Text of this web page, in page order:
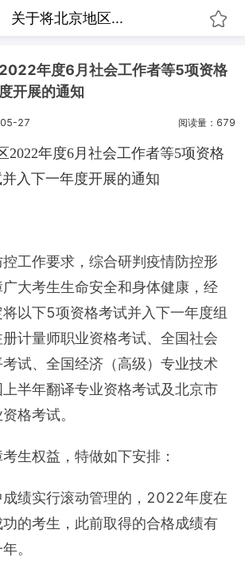
关于将北京地区...
年度6月社会工作者等5项资格
开展的通知
27 阅读量：679
2022年度6月社会工作者等5项资格
入下一年度开展的通知
工作要求，综合研判疫情防控形
大考生生命安全和身体健康，经
以下5项资格考试并入下一年度组
计量师职业资格考试、全国社会
试、全国经济（高级）专业技术
半年翻译专业资格考试及北京市
格考试。
生权益，特做如下安排：
绩实行滚动管理的，2022年度在
的考生，此前取得的合格成绩有
。